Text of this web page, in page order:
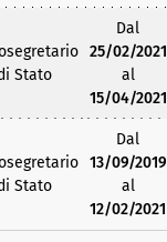
Stato
Dal
25/02/2021
al
15/04/2021
Stato
Dal
13/09/2019
al
12/02/2021